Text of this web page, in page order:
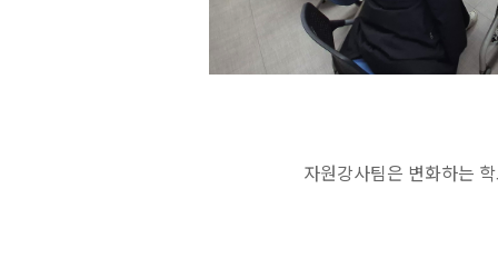
자원강사팀은 변화하는